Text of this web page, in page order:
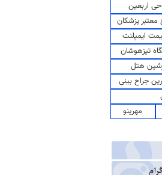
اربعین
پزشکان
ایمپلنت
تیزهوشان
هتل
جراح بینی
مهرینو